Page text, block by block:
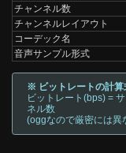
チャンネル数
チャンネルレイアウト
コーデック名
音声サンプル形式
※ ビットレートの計算
ビットレート(bps) =
ネル数
(oggなので厳密には異